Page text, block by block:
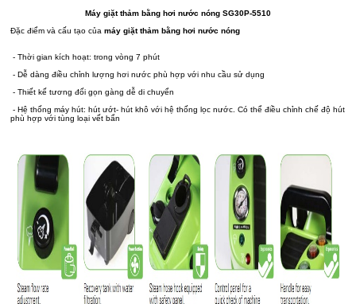
Máy giặt thảm bằng hơi nước nóng SG30P-5510
Đặc điểm và cấu tạo củamáy giặt thảm bằng hơi nước nóng
- Thời gian kích hoạt: trong vòng 7 phút
- Dễ dàng điều chỉnh lượng hơi nước phù hợp với nhu cầu sử dụng
- Thiết kế tương đối gọn gàng dễ di chuyển
- Hệ thống máy hút: hút ướt- hút khô với hệ thống lọc nước. Có thể điều chỉnh chế độ hút
phù hợp với tùng loại vết bẩn